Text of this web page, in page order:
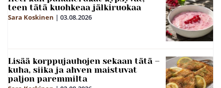
teen tätä kuohkeaa jälkiruokaa
Sara Koskinen | 03.08.2026
Lisää korppujauhojen sekaan tätä –
kuha, siika ja ahven maistuvat
paljon paremmilta